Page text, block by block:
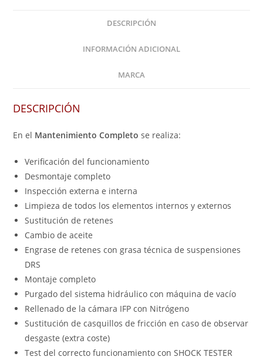
DESCRIPCIÓN
INFORMACIÓN ADICIONAL
MARCA
DESCRIPCIÓN
En el Mantenimiento Completo se realiza:
Verificación del funcionamiento
Desmontaje completo
Inspección externa e interna
Limpieza de todos los elementos internos y externos
Sustitución de retenes
Cambio de aceite
Engrase de retenes con grasa técnica de suspensiones
DRS
Montaje completo
Purgado del sistema hidráulico con máquina de vacío
Rellenado de la cámara IFP con Nitrógeno
Sustitución de casquillos de fricción en caso de observar
desgaste (extra coste)
Test del correcto funcionamiento con SHOCK TESTER